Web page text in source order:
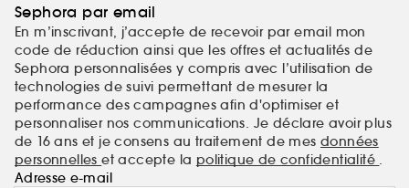
Sephora par email
En m’inscrivant, j’accepte de recevoir par email mon
code de réduction ainsi que les offres et actualités de
Sephora personnalisées y compris avec l’utilisation de
technologies de suivi permettant de mesurer la
performance des campagnes afin d'optimiser et
personnaliser nos communications. Je déclare avoir plus
de 16 ans et je consens au traitement de mes données
personnelleset accepte la politique de confidentialité .
Adresse e-mail